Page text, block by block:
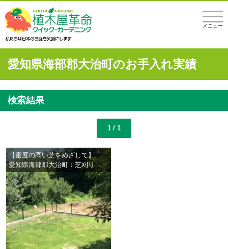
メニュー
愛知県海部郡大治町のお手入れ実績
検索結果
1 / 1
【密度の高い芝をめざして】
愛知県海部郡大治町：芝刈り